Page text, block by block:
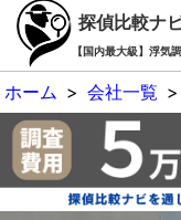
探偵比較ナ
【国内最大級】浮気
ホーム > 会社一覧 >